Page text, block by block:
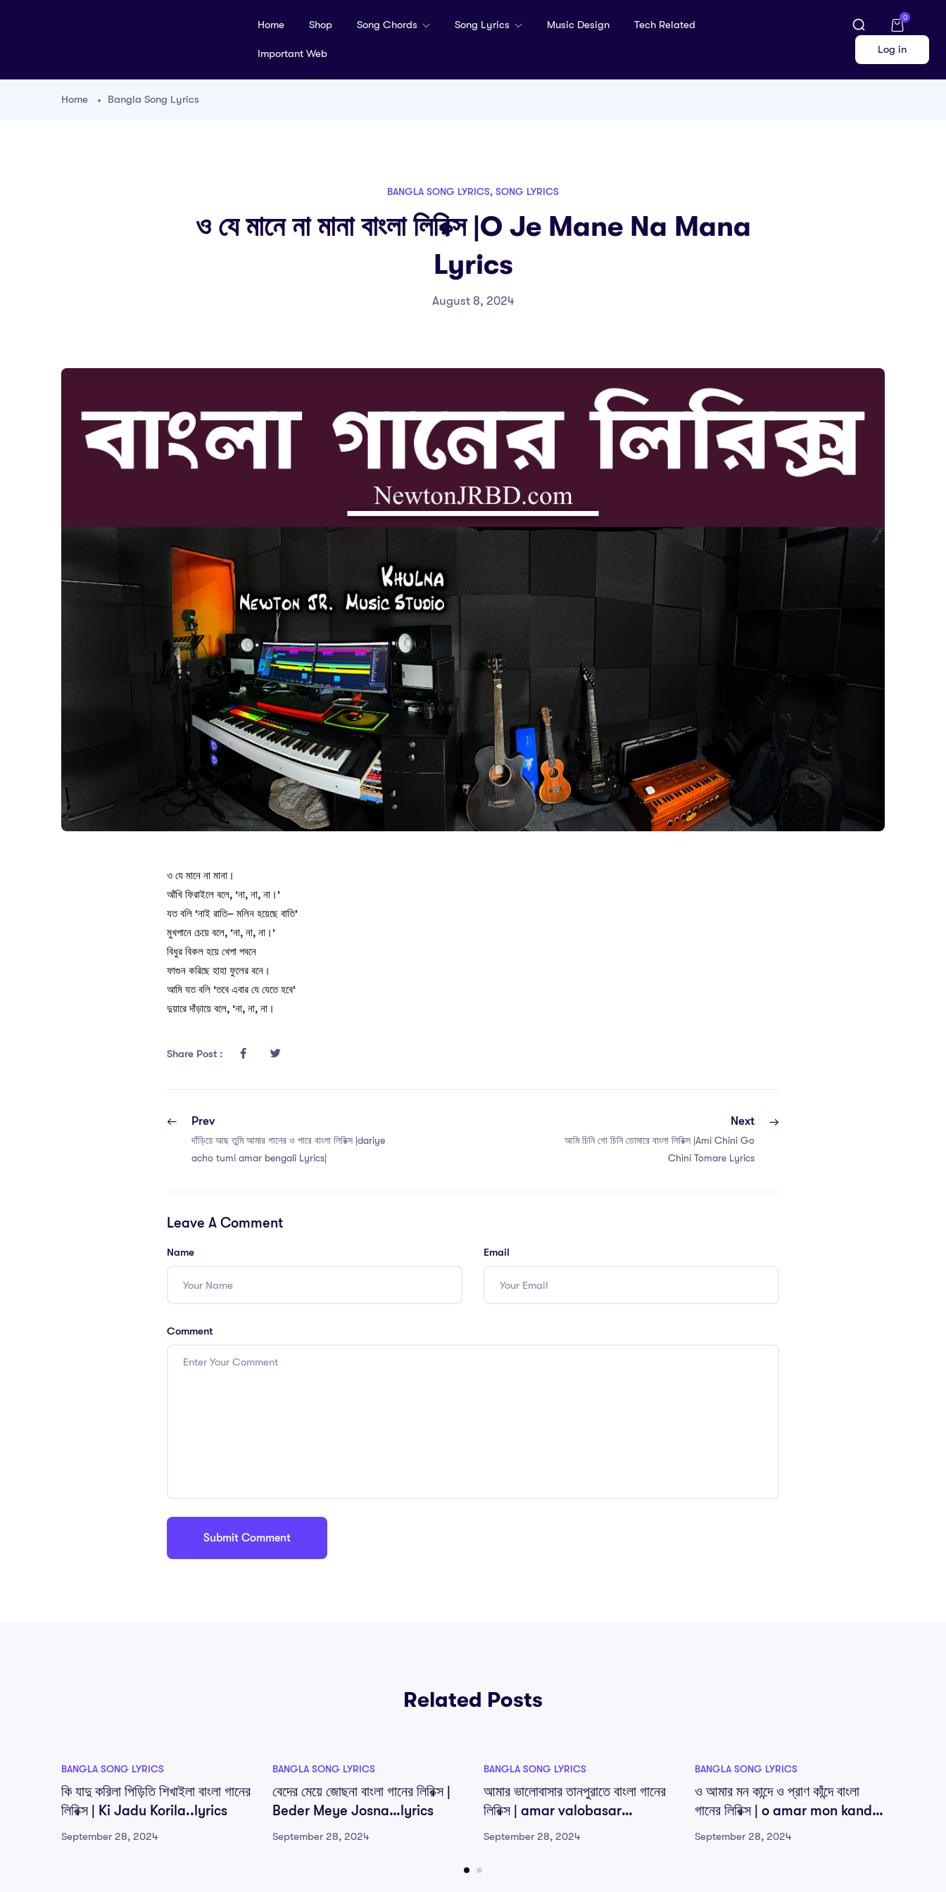
Home Shop Song Chords Song Lyrics Music Design Tech Related
Important Web
0
Log in
Home Bangla Song Lyrics
BANGLA SONG LYRICS, SONG LYRICS
ও যে মানে না মানা বাংলা লিরিক্স |o Je Mane Na Mana
Lyrics
August 8, 2024
ও যে মানে না মানা।
আঁখি ফিরাইলে বলে, ‘না, না, না।’
যত বলি ‘নাই রাতি– মলিন হয়েছে বাতি’
মুখপানে চেয়ে বলে, ‘না, না, না।’
বিধুর বিকল হয়ে খেপা পবনে
ফাগুন করিছে হাহা ফুলের বনে।
আমি যত বলি ‘তবে এবার যে যেতে হবে’
দুয়ারে দাঁড়ায়ে বলে, ‘না, না, না।
Share Post :
Prev
দাঁড়িয়ে আছ তুমি আমার গানের ও পারে বাংলা লিরিক্স |dariye
acho tumi amar bengali Lyrics|
Next
আমি চিনি গো চিনি তোমারে বাংলা লিরিক্স |Ami Chini Go
Chini Tomare Lyrics
Leave A Comment
Name Email
Comment
Related Posts
BANGLA SONG LYRICS
কি যাদু করিলা পিড়িতি শিখাইলা বাংলা গানের
লিরিক্স | Ki Jadu Korila..lyrics
September 28, 2024
BANGLA SONG LYRICS
বেদের মেয়ে জোছনা বাংলা গানের লিরিক্স |
Beder Meye Josna…lyrics
September 28, 2024
BANGLA SONG LYRICS
আমার ভালোবাসার তানপুরাতে বাংলা গানের
লিরিক্স | amar valobasar
tanpurate …lyrics
September 28, 2024
BANGLA SONG LYRICS
ও আমার মন কান্দে ও প্রাণ কাঁন্দে বাংলা
গানের লিরিক্স | o amar mon kande
o amar pran kande..lyrics
September 28, 2024